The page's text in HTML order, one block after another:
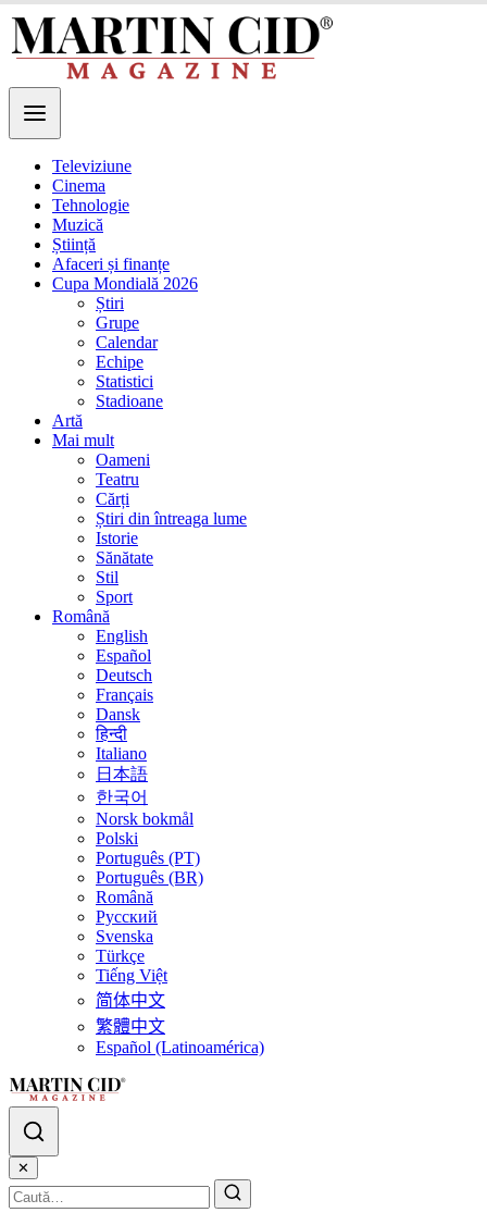
Televiziune
Cinema
Tehnologie
Muzică
Știință
Afaceri și finanțe
Cupa Mondială 2026
Știri
Grupe
Calendar
Echipe
Statistici
Stadioane
Artă
Mai mult
Oameni
Teatru
Cărți
Știri din întreaga lume
Istorie
Sănătate
Stil
Sport
Română
English
Español
Deutsch
Français
Dansk
हिन्दी
Italiano
日本語
한국어
Norsk bokmål
Polski
Português (PT)
Português (BR)
Română
Русский
Svenska
Türkçe
Tiếng Việt
简体中文
繁體中文
Español (Latinoamérica)
✕